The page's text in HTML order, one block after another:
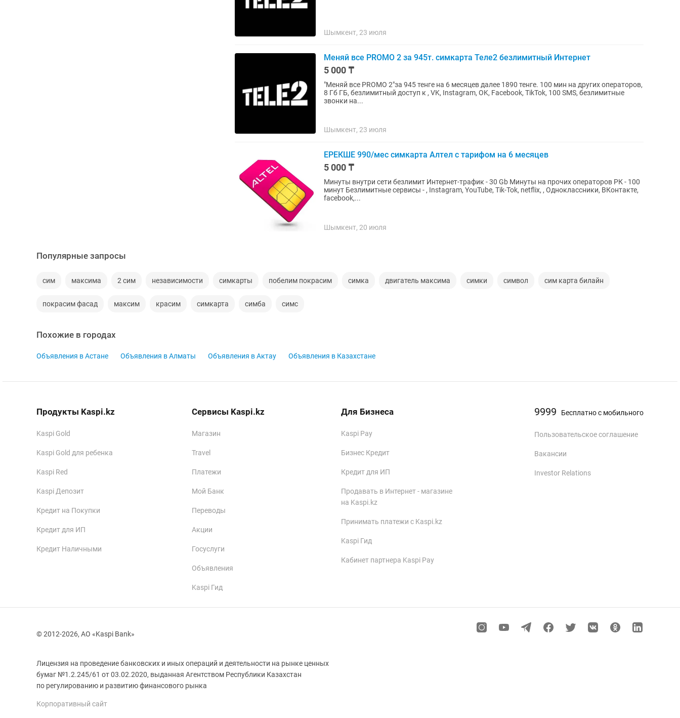
Шымкент, 23 июля
Меняй все PROMO 2 за 945т. симкарта Теле2 безлимитный Интернет
5 000 ₸
"Меняй все PROMO 2"за 945 тенге на 6 месяцев далее 1890 тенге. 100 мин на других операторов,
8 Гб ГБ, безлимитный доступ к , VK, Instagram, OK, Facebook, TikTok, 100 SMS, безлимитные
звонки на...
Шымкент, 23 июля
ЕРЕКШЕ 990/мес симкарта Алтел с тарифом на 6 месяцев
5 000 ₸
Минуты внутри сети безлимит Интернет-трафик - 30 Gb Минуты на прочих операторов РК - 100
минут Безлимитные сервисы - , Instagram, YouTube, Tik-Tok, netflix, , Одноклассники, ВКонтакте,
facebook,...
Шымкент, 20 июля
Популярные запросы
сим максима 2 сим независимости симкарты побелим покрасим симка двигатель максима симки символ сим карта билайн
покрасим фасад максим красим симкарта симба симс
Похожие в городах
Объявления в Астане Объявления в Алматы Объявления в Актау Объявления в Казахстане
Продукты Kaspi.kz
Kaspi Gold
Kaspi Gold для ребенка
Kaspi Red
Kaspi Депозит
Кредит на Покупки
Кредит для ИП
Кредит Наличными
Сервисы Kaspi.kz
Магазин
Travel
Платежи
Мой Банк
Переводы
Акции
Госуслуги
Объявления
Kaspi Гид
Для Бизнеса
Kaspi Pay
Бизнес Кредит
Кредит для ИП
Продавать в Интернет - магазине
на Kaspi.kz
Принимать платежи с Kaspi.kz
Kaspi Гид
Кабинет партнера Kaspi Pay
9999 Бесплатно с мобильного
Пользовательское соглашение
Вакансии
Investor Relations
© 2012-2026, АО «Kaspi Bank»
Лицензия на проведение банковских и иных операций и деятельности на рынке ценных
бумаг №1.2.245/61 от 03.02.2020, выданная Агентством Республики Казахстан
Корпоративный сайт